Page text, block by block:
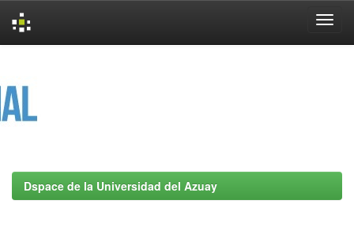
Dspace de la Universidad del Azuay